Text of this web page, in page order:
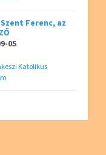
Ferenc, az
05
Katolikus